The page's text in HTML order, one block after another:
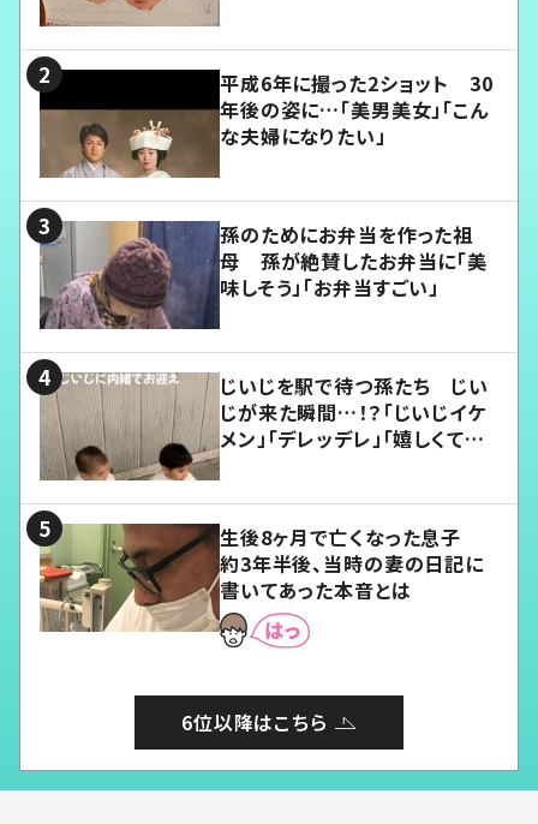
平成6年に撮った2ショット 30
年後の姿に…「美男美女」「こん
な夫婦になりたい」
孫のためにお弁当を作った祖
母 孫が絶賛したお弁当に「美
味しそう」「お弁当すごい」
じいじを駅で待つ孫たち じい
じが来た瞬間…！？「じいじイケ
メン」「デレッデレ」「嬉しくて可
生後8ヶ月で亡くなった息子
約3年半後、当時の妻の日記に
書いてあった本音とは
6位以降はこちら